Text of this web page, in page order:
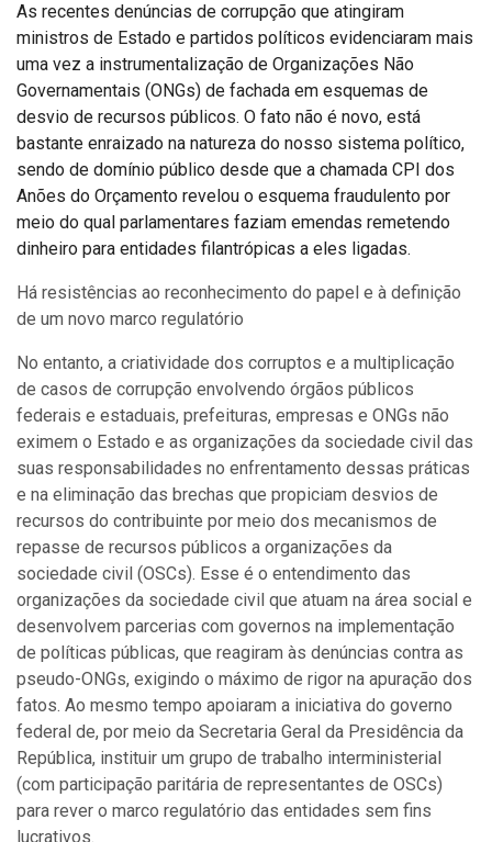
As recentes denúncias de corrupção que atingiram
ministros de Estado e partidos políticos evidenciaram mais
uma vez a instrumentalização de Organizações Não
Governamentais (ONGs) de fachada em esquemas de
desvio de recursos públicos. O fato não é novo, está
bastante enraizado na natureza do nosso sistema político,
sendo de domínio público desde que a chamada CPI dos
Anões do Orçamento revelou o esquema fraudulento por
meio do qual parlamentares faziam emendas remetendo
dinheiro para entidades filantrópicas a eles ligadas.
Há resistências ao reconhecimento do papel e à definição
de um novo marco regulatório
No entanto, a criatividade dos corruptos e a multiplicação
de casos de corrupção envolvendo órgãos públicos
federais e estaduais, prefeituras, empresas e ONGs não
eximem o Estado e as organizações da sociedade civil das
suas responsabilidades no enfrentamento dessas práticas
e na eliminação das brechas que propiciam desvios de
recursos do contribuinte por meio dos mecanismos de
repasse de recursos públicos a organizações da
sociedade civil (OSCs). Esse é o entendimento das
organizações da sociedade civil que atuam na área social e
desenvolvem parcerias com governos na implementação
de políticas públicas, que reagiram às denúncias contra as
pseudo-ONGs, exigindo o máximo de rigor na apuração dos
fatos. Ao mesmo tempo apoiaram a iniciativa do governo
federal de, por meio da Secretaria Geral da Presidência da
República, instituir um grupo de trabalho interministerial
(com participação paritária de representantes de OSCs)
para rever o marco regulatório das entidades sem fins
lucrativos.